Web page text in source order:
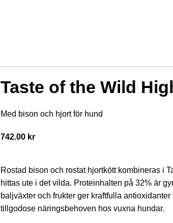
Taste of the Wild
Med bison och hjort för hund
742.00 kr
Rostad bison och rostat hjortkött kombineras i
hittas ute i det vilda. Proteinhalten på 32% är
baljväxter och frukter ger kraftfulla
tillgodose näringsbehoven hos vuxna hundar.